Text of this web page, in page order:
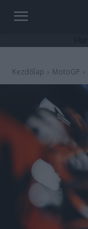
Kezdőlap MotoGP